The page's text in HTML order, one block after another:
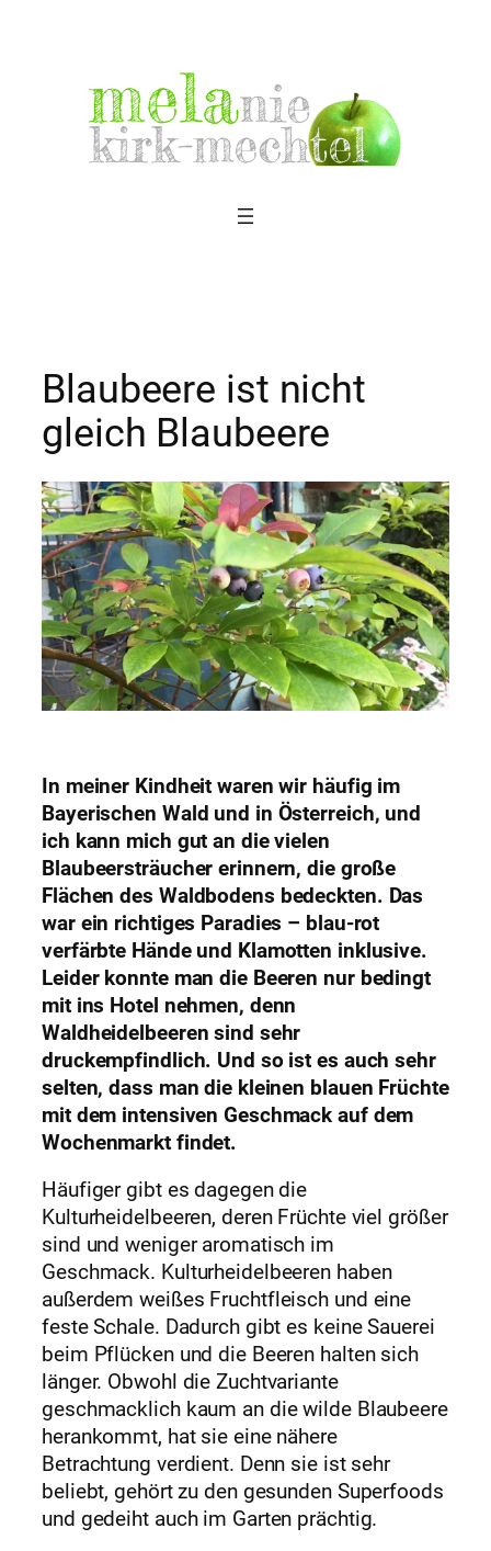
Blaubeere ist nicht
gleich Blaubeere
In meiner Kindheit waren wir häufig im
Bayerischen Wald und in Österreich, und
ich kann mich gut an die vielen
Blaubeersträucher erinnern, die große
Flächen des Waldbodens bedeckten. Das
war ein richtiges Paradies – blau-rot
verfärbte Hände und Klamotten inklusive.
Leider konnte man die Beeren nur bedingt
mit ins Hotel nehmen, denn
Waldheidelbeeren sind sehr
druckempfindlich. Und so ist es auch sehr
selten, dass man die kleinen blauen Früchte
mit dem intensiven Geschmack auf dem
Wochenmarkt findet.
Häufiger gibt es dagegen die
Kulturheidelbeeren, deren Früchte viel größer
sind und weniger aromatisch im
Geschmack. Kulturheidelbeeren haben
außerdem weißes Fruchtfleisch und eine
feste Schale. Dadurch gibt es keine Sauerei
beim Pflücken und die Beeren halten sich
länger. Obwohl die Zuchtvariante
geschmacklich kaum an die wilde Blaubeere
herankommt, hat sie eine nähere
Betrachtung verdient. Denn sie ist sehr
beliebt, gehört zu den gesunden Superfoods
und gedeiht auch im Garten prächtig.